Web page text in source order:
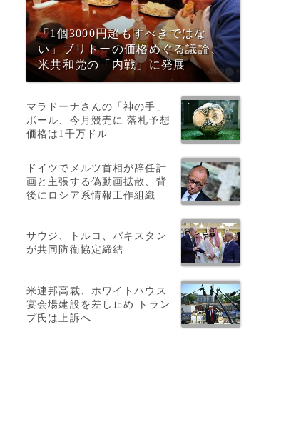
「1個3000円超もすべきではな
い」ブリトーの価格めぐる議論、
米共和党の「内戦」に発展
マラドーナさんの「神の手」
ボール、今月競売に 落札予想
価格は1千万ドル
ドイツでメルツ首相が辞任計
画と主張する偽動画拡散、背
後にロシア系情報工作組織
サウジ、トルコ、パキスタン
が共同防衛協定締結
米連邦高裁、ホワイトハウス
宴会場建設を差し止め トラン
プ氏は上訴へ